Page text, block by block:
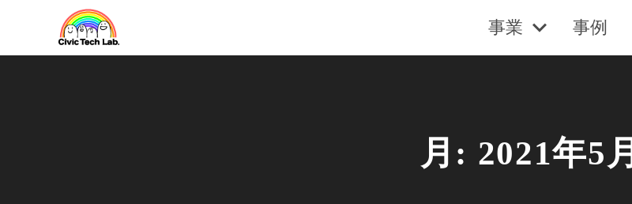
事業 事例
月: 2021年5月